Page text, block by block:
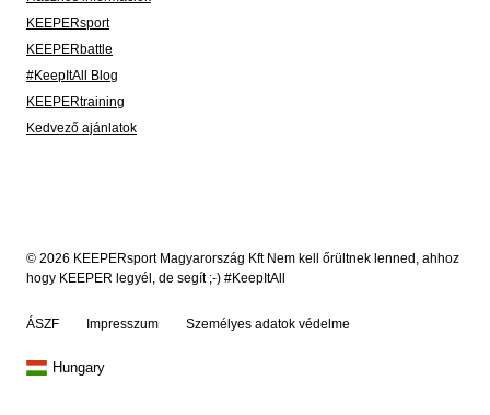
KEEPERsport
KEEPERbattle
#KeepItAll Blog
KEEPERtraining
Kedvező ajánlatok
© 2026 KEEPERsport Magyarország Kft Nem kell őrültnek lenned, ahhoz
hogy KEEPER legyél, de segít ;-) #KeepItAll
ÁSZF Impresszum Személyes adatok védelme
Hungary